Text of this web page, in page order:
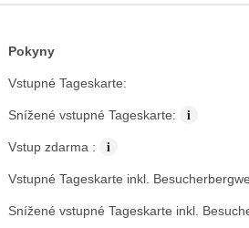
Pokyny
Vstupné Tageskarte:
Snížené vstupné Tageskarte: i
Vstup zdarma : i
Vstupné Tageskarte inkl.
Snížené vstupné Tageskarte inkl.